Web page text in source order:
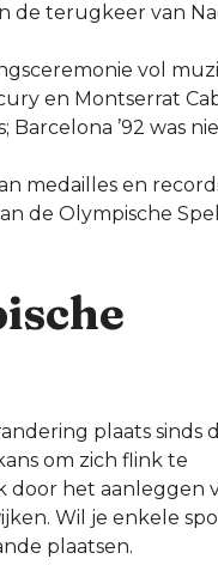
de terugkeer van
vol
en Montserrat
’92 was
medailles en
de Olympische
plaats sinds
om zich flink te
door het aanleggen
Wil je enkele
plaatsen.